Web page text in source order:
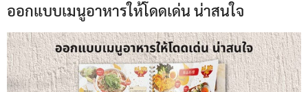
ออกแบบเมนูอาหารให้โดดเด่น น่าสนใจ